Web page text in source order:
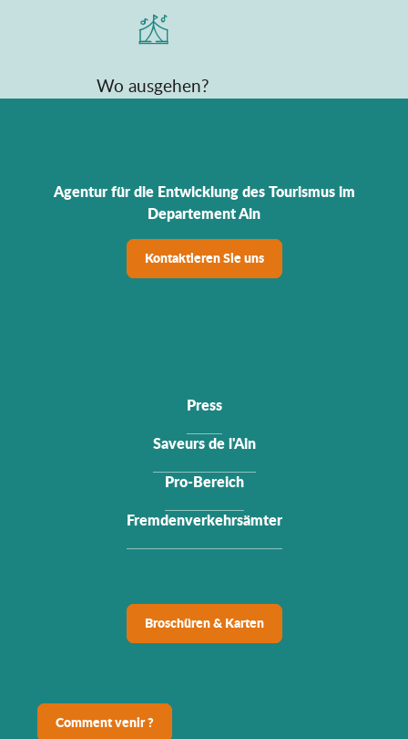
Wo ausgehen?
Agentur für die Entwicklung des Tourismus im
Departement Ain
Kontaktieren Sie uns
Press
Saveurs de l'Ain
Pro-Bereich
Fremdenverkehrsämter
Broschüren & Karten
Comment venir ?